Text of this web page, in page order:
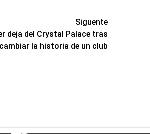
Siguente
deja del Crystal Palace tras
cambiar la historia de un club